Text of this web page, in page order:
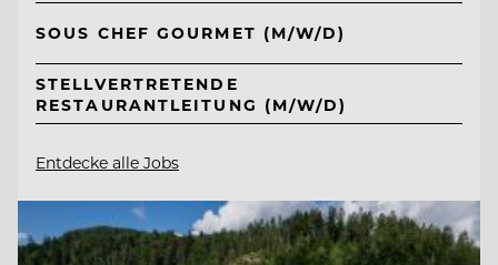
SOUS CHEF GOURMET (M/W/D)
STELLVERTRETENDE
RESTAURANTLEITUNG (M/W/D)
Entdecke alle Jobs